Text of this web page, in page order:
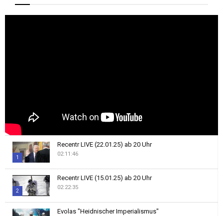
1
Thumbnail
youtube
Recentr LIVE (22.01.25) ab 20 Uhr
02:11:46
2
Thumbnail
Recentr LIVE (15.01.25) ab 20 Uhr
02:22:35
Evolas "Heidnischer Imperialismus"